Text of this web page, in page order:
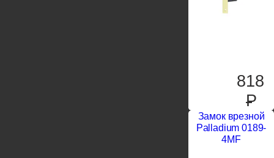
818
P
Замок врезной
Palladium 0189-
4MF